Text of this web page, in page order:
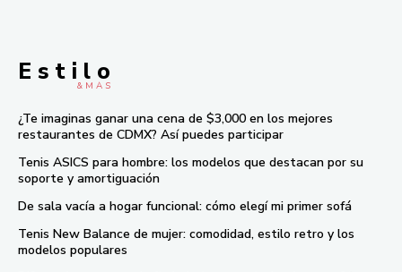
E s t i l o
& M À S
¿Te imaginas ganar una cena de $3,000 en los mejores
restaurantes de CDMX? Así puedes participar
Tenis ASICS para hombre: los modelos que destacan por su
soporte y amortiguación
De sala vacía a hogar funcional: cómo elegí mi primer sofá
Tenis New Balance de mujer: comodidad, estilo retro y los
modelos populares